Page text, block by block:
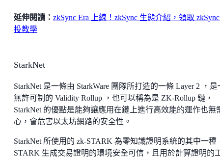
延伸閱讀： zkSync Era 上線！zkSync 生態介紹，領取
投教學
StarkNet
StarkNet 是一條由 StarkWare 團隊所打造的一條 Layer 2 ，是
無許可制的 Validity Rollup ，也可以稱為是 ZK-Rollup 鏈，
StarkNet 的優點是能夠讓應用在鏈上進行高效能的運作也無
心，會危害以太坊網路的安全性。
StarkNet 所使用的 zk-STARK 為零知識證明系統的其中一種
STARK 生成交易證明的環境安全可信，且用於計算證明的